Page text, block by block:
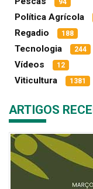
Política Agrícola
Regadio 188
Tecnologia 244
Vídeos 12
Viticultura 1381
ARTIGOS